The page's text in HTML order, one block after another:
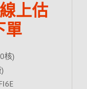
上估
單
核)